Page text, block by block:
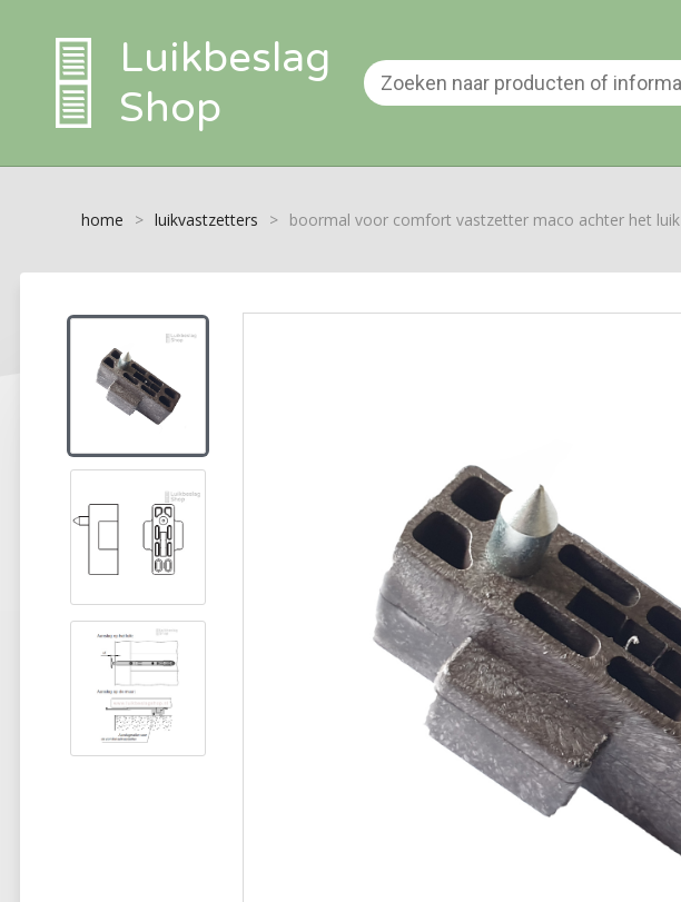
Luikbeslag
Shop
home > luikvastzetters > boormal voor comfort vastzetter maco achter het luik